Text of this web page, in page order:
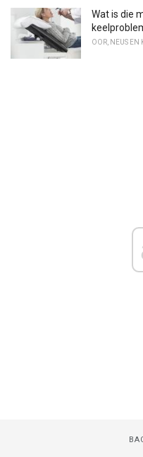
Wat is die
OOR, NEUS EN